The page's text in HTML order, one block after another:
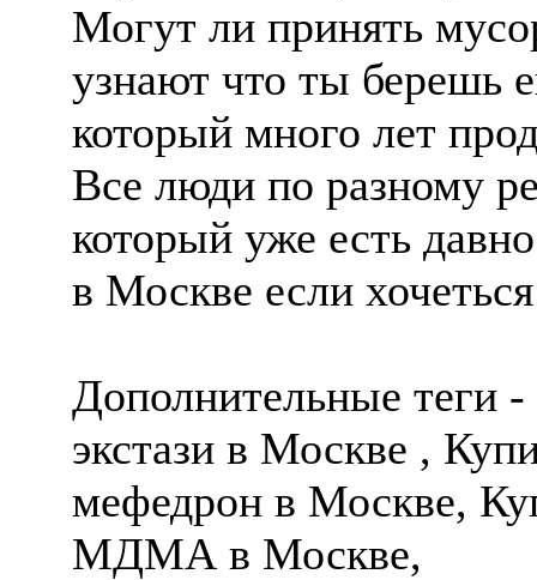
Могут ли принять
узнают что ты берешь
который много лет
Все люди по разному
который уже есть
в Москве если
Дополнительные теги
экстази в Москве ,
мефедрон в Москве,
МДМА в Москве,